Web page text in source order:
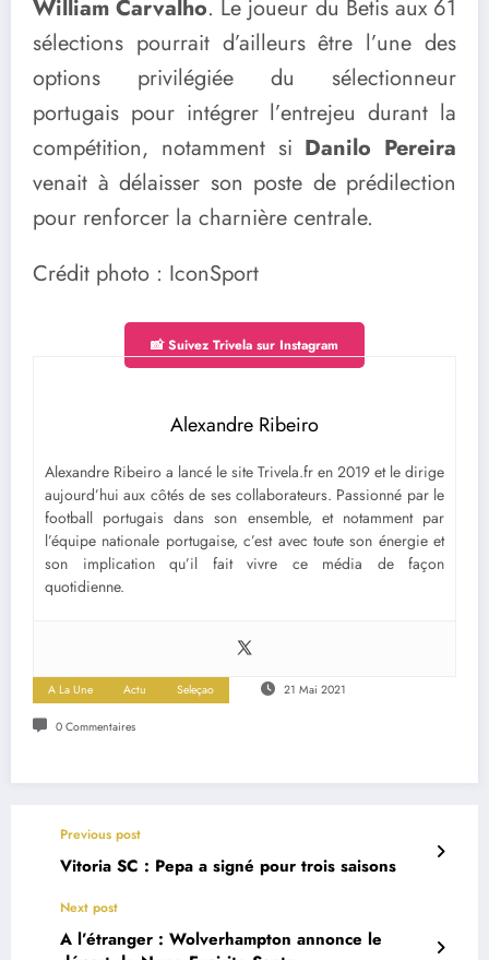
William Carvalho. Le joueur du Betis aux 61
sélections pourrait d’ailleurs être l’une des
options privilégiée du sélectionneur
portugais pour intégrer l’entrejeu durant la
compétition, notamment si Danilo Pereira
venait à délaisser son poste de prédilection
pour renforcer la charnière centrale.
Crédit photo : IconSport
📸 Suivez Trivela sur Instagram
Alexandre Ribeiro
Alexandre Ribeiro a lancé le site Trivela.fr en 2019 et le dirige
aujourd’hui aux côtés de ses collaborateurs. Passionné par le
football portugais dans son ensemble, et notamment par
l’équipe nationale portugaise, c’est avec toute son énergie et
son implication qu’il fait vivre ce média de façon
quotidienne.
A La Une Actu Seleçao 21 Mai 2021
0 Commentaires
Previous post
Vitoria SC : Pepa a signé pour trois saisons
Next post
A l’étranger : Wolverhampton annonce le